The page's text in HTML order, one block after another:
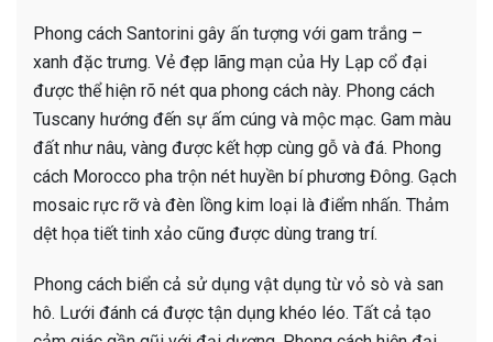
Phong cách Santorini gây ấn tượng với gam trắng –
xanh đặc trưng. Vẻ đẹp lãng mạn của Hy Lạp cổ đại
được thể hiện rõ nét qua phong cách này. Phong cách
Tuscany hướng đến sự ấm cúng và mộc mạc. Gam màu
đất như nâu, vàng được kết hợp cùng gỗ và đá. Phong
cách Morocco pha trộn nét huyền bí phương Đông. Gạch
mosaic rực rỡ và đèn lồng kim loại là điểm nhấn. Thảm
dệt họa tiết tinh xảo cũng được dùng trang trí.
Phong cách biển cả sử dụng vật dụng từ vỏ sò và san
hô. Lưới đánh cá được tận dụng khéo léo. Tất cả tạo